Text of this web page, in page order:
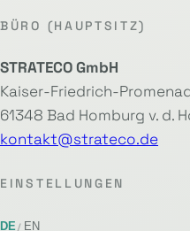
BÜRO (HAUPTSITZ)
STRATECO GmbH
Kaiser-Friedrich-
61348 Bad Homburg v. d.
kontakt@strateco.de
EINSTELLUNGEN
DE EN